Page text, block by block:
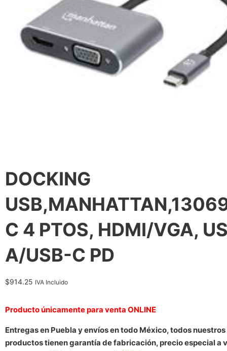
DOCKING
C 4 PTOS, HDMI/VGA,
A/USB-C PD
$914.25 IVA Incluido
Producto únicamente para venta ONLINE
Entregas en Puebla y envíos en todo México, todos nuestros
productos tienen garantía de fabricación, precio especial a